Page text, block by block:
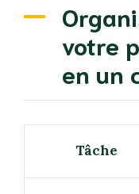
votre
en un
Tâche